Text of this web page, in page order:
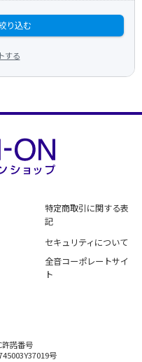
り込む
する
特定商取引に関する表
記
セキュリティについて
全音コーポレートサイ
ト
許諾番号
号